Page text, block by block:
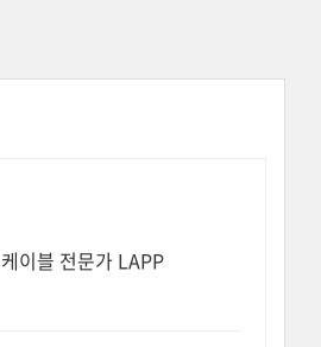
이블 전문가 LAPP